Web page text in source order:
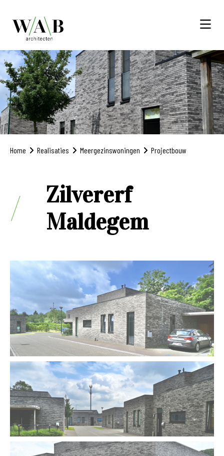
Home Realisaties Meergezinswoningen Projectbouw
Zilvererf
Maldegem